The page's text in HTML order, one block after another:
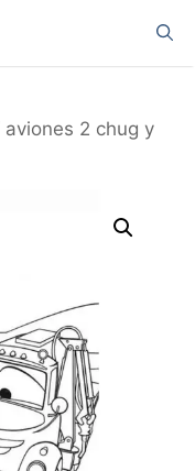
aviones 2 chug y